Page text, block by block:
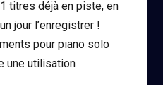
titres déjà en piste, en
jour l’enregistrer !
pour piano solo
une utilisation